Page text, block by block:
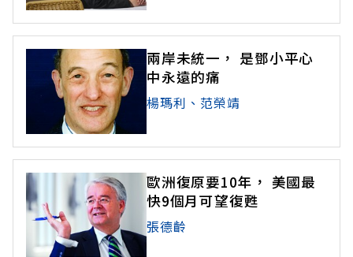
兩岸未統一， 是鄧小平心
中永遠的痛
楊瑪利、范榮靖
歐洲復原要10年， 美國最
快9個月可望復甦
張德齡